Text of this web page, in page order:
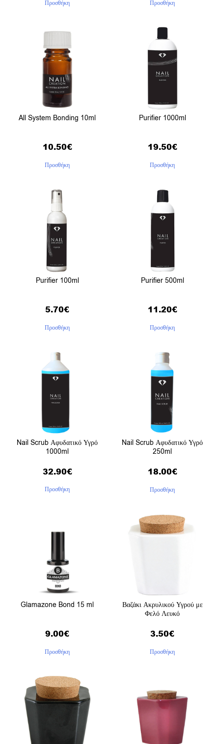
Προσθήκη Προσθήκη
All System Bonding 10ml
10.50€
Προσθήκη
Purifier 1000ml
19.50€
Προσθήκη
Purifier 100ml
5.70€
Προσθήκη
Purifier 500ml
11.20€
Προσθήκη
Nail Scrub Αφυδατικό Υγρό
1000ml
32.90€
Προσθήκη
Nail Scrub Αφυδατικό Υγρό
250ml
18.00€
Προσθήκη
Glamazone Bond 15 ml
9.00€
Προσθήκη
Βαζάκι Ακρυλικού Υγρού με
Φελό Λευκό
3.50€
Προσθήκη